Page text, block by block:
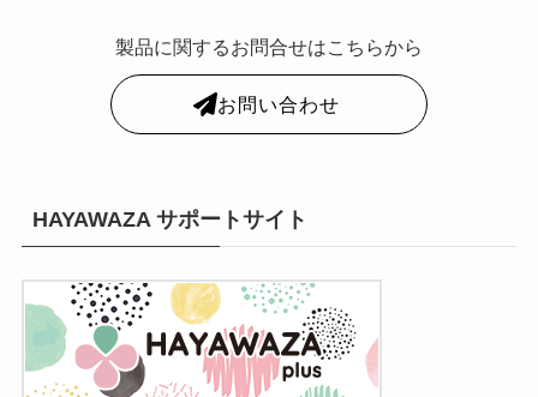
製品に関するお問合せはこちらから
お問い合わせ
HAYAWAZA サポートサイト